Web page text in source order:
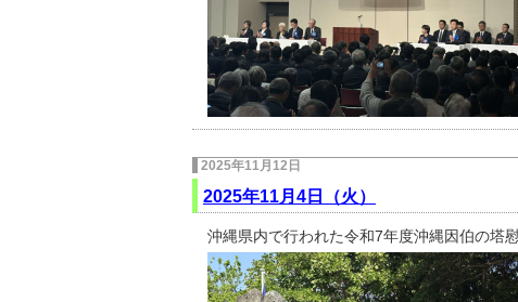
2025年11月12日
2025年11月4日（火）
沖縄県内で行われた令和7年度沖縄因伯の塔